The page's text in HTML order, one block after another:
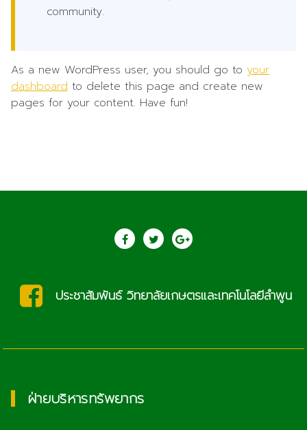
community.
As a new WordPress user, you should go to your
dashboard to delete this page and create new
pages for your content. Have fun!
ประชาสัมพันธ์ วิทยาลัยเกษตรและเทคโนโลยีลำพูน
ฝ่ายบริหารทรัพยากร